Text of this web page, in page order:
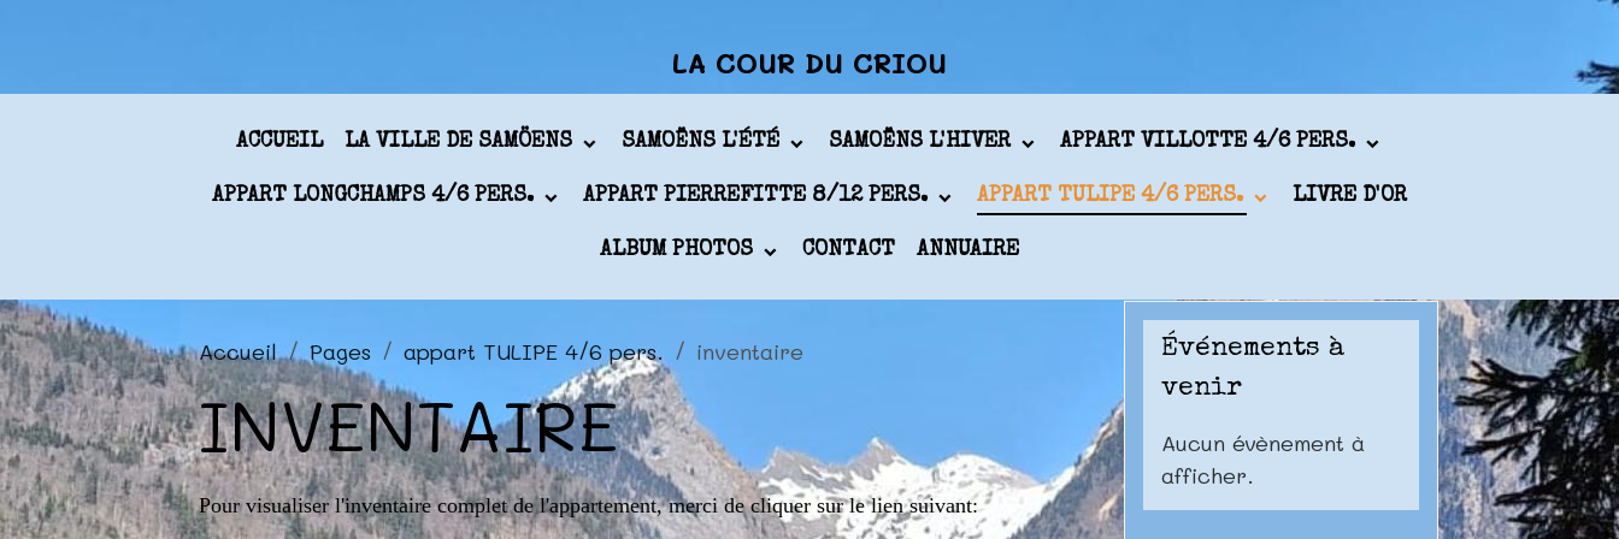
LA COUR DU CRIOU
ACCUEIL LA VILLE DE SAMÖENS SAMOËNS L'ÉTÉ SAMOËNS L'HIVER APPART VILLOTTE 4/6 PERS.
APPART LONGCHAMPS 4/6 PERS. APPART PIERREFITTE 8/12 PERS. APPART TULIPE 4/6 PERS. LIVRE D'OR
ALBUM PHOTOS CONTACT ANNUAIRE
Accueil Pages appart TULIPE 4/6 pers. inventaire
INVENTAIRE
Pour visualiser l'inventaire complet de l'appartement, merci de cliquer sur le lien suivant:
Événements à
venir
Aucun évènement à
afficher.